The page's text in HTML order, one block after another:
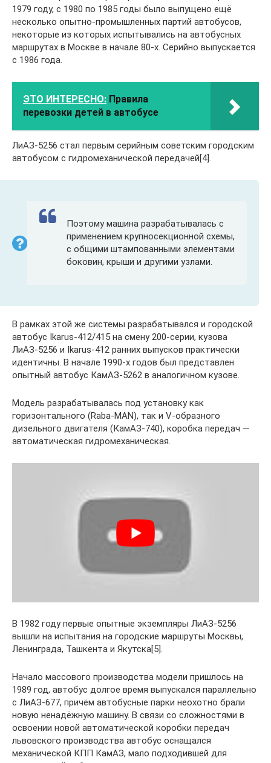
1979 году, с 1980 по 1985 годы было выпущено ещё
несколько опытно-промышленных партий автобусов,
некоторые из которых испытывались на автобусных
маршрутах в Москве в начале 80-х. Серийно выпускается
с 1986 года.
ЭТО ИНТЕРЕСНО: Правила
перевозки детей в автобусе
ЛиАЗ-5256 стал первым серийным советским городским
автобусом с гидромеханической передачей[4].
Поэтому машина разрабатывалась с
применением крупносекционной схемы,
с общими штампованными элементами
боковин, крыши и другими узлами.
В рамках этой же системы разрабатывался и городской
автобус Ikarus-412/415 на смену 200-серии, кузова
ЛиАЗ-5256 и Ikarus-412 ранних выпусков практически
идентичны. В начале 1990-х годов был представлен
опытный автобус КамАЗ-5262 в аналогичном кузове.
Модель разрабатывалась под установку как
горизонтального (Raba-MAN), так и V-образного
дизельного двигателя (КамАЗ-740), коробка передач —
автоматическая гидромеханическая.
В 1982 году первые опытные экземпляры ЛиАЗ-5256
вышли на испытания на городские маршруты Москвы,
Ленинграда, Ташкента и Якутска[5].
Начало массового производства модели пришлось на
1989 год, автобус долгое время выпускался параллельно
с ЛиАЗ-677, причём автобусные парки неохотно брали
новую ненадёжную машину. В связи со сложностями в
освоении новой автоматической коробки передач
львовского производства автобус оснащался
механической КПП КамАЗ, мало подходившей для